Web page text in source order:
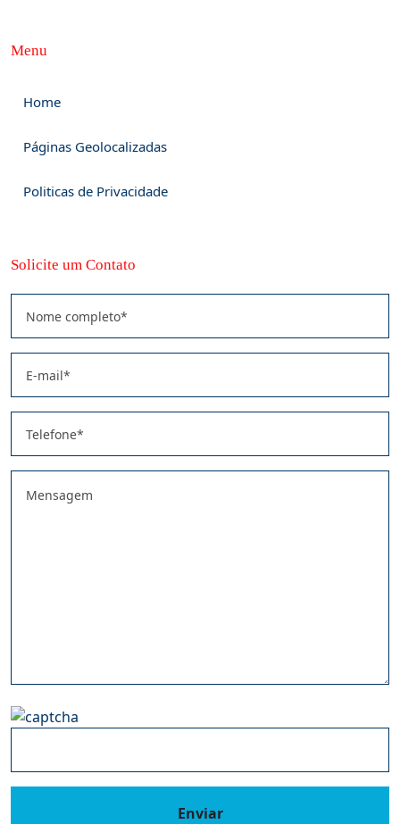
Menu
Home
Páginas Geolocalizadas
Politicas de Privacidade
Solicite um Contato
Enviar